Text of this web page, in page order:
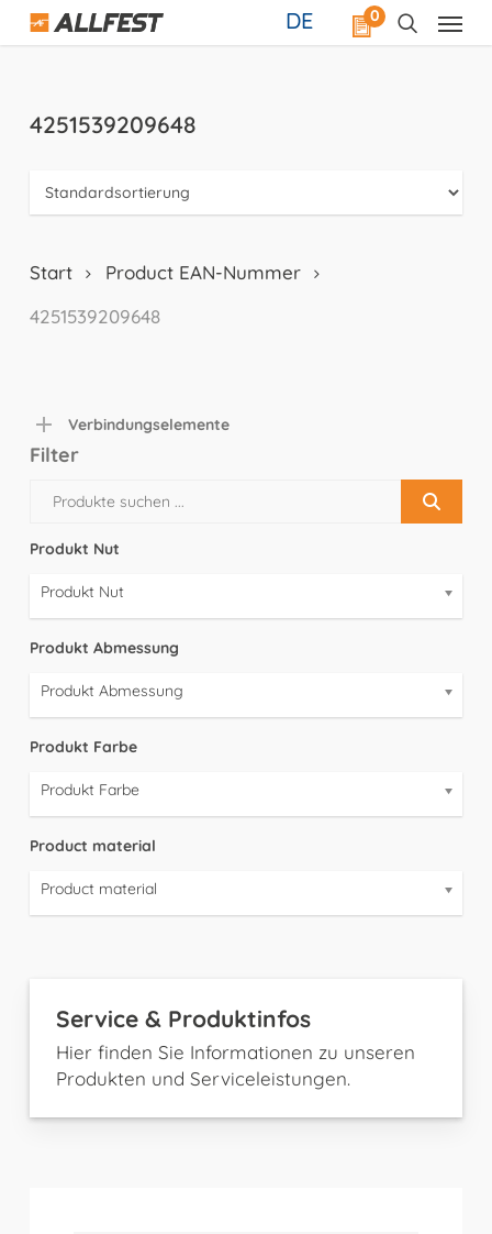
Skip
0
DE
4251539209648
Start
Product EAN-Nummer
4251539209648
Verbindungselemente
Filter
Produkt Nut
Produkt Nut
Produkt Abmessung
Produkt Abmessung
Produkt Farbe
Produkt Farbe
Product material
Product material
Service & Produktinfos
Hier finden Sie Informationen zu unseren
Produkten und Serviceleistungen.